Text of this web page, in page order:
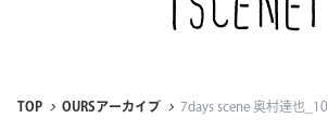
# うち
# だんち
TOP OURSアーカイブ 7days scene 奥村達也_10